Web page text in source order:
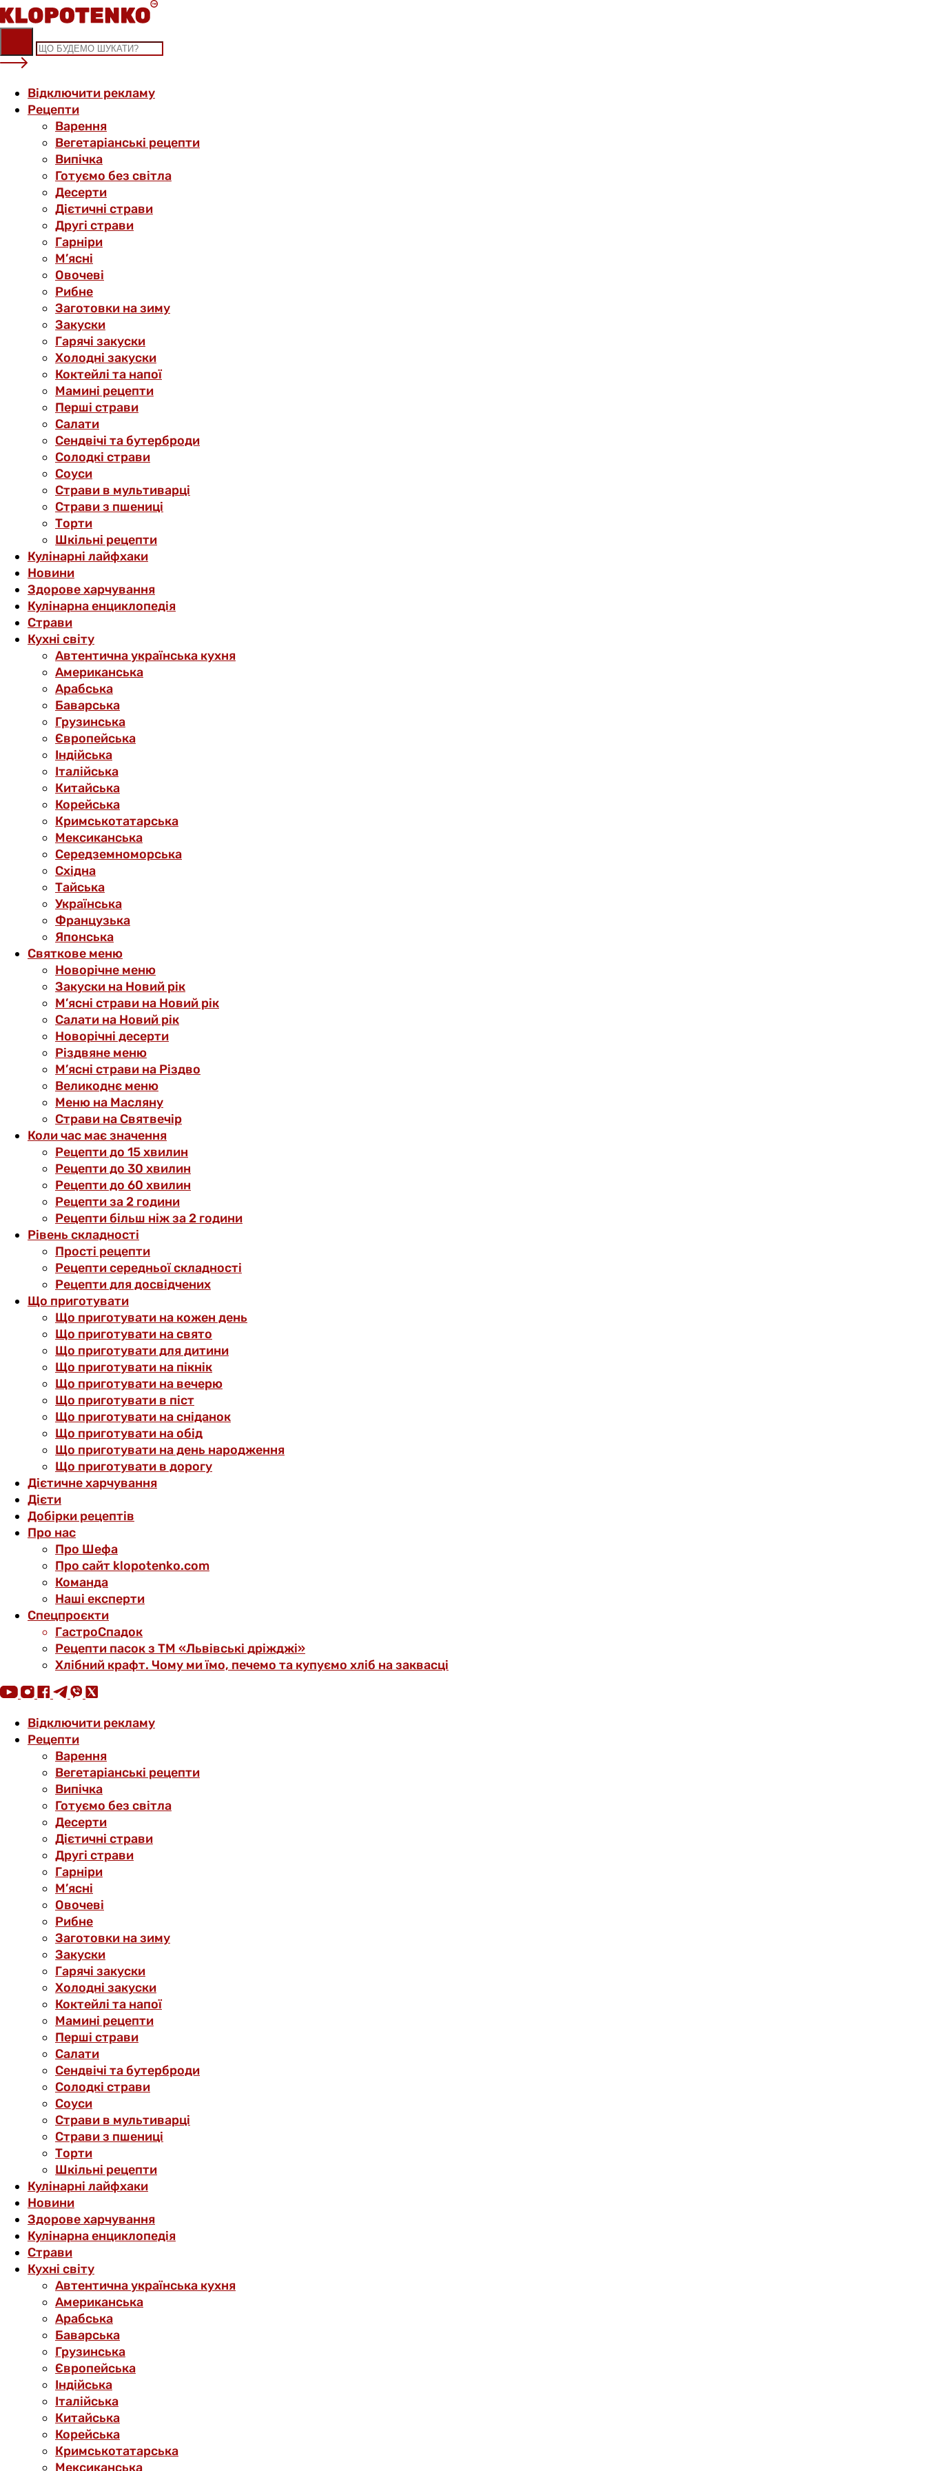
Skip
to
content
Відключити рекламу
Рецепти
Варення
Вегетаріанські рецепти
Випічка
Готуємо без світла
Десерти
Дієтичні страви
Другі страви
Гарніри
М’ясні
Овочеві
Рибне
Заготовки на зиму
Закуски
Гарячі закуски
Холодні закуски
Коктейлі та напої
Мамині рецепти
Перші страви
Салати
Сендвічі та бутерброди
Солодкі страви
Соуси
Страви в мультиварці
Страви з пшениці
Торти
Шкільні рецепти
Кулінарні лайфхаки
Новини
Здорове харчування
Кулінарна енциклопедія
Страви
Кухні світу
Автентична українська кухня
Американська
Арабська
Баварська
Грузинська
Європейська
Індійська
Італійська
Китайська
Корейська
Кримськотатарська
Мексиканська
Середземноморська
Східна
Тайська
Українська
Французька
Японська
Святкове меню
Новорічне меню
Закуски на Новий рік
М’ясні страви на Новий рік
Салати на Новий рік
Новорічні десерти
Різдвяне меню
М’ясні страви на Різдво
Великоднє меню
Меню на Масляну
Страви на Святвечір
Коли час має значення
Рецепти до 15 хвилин
Рецепти до 30 хвилин
Рецепти до 60 хвилин
Рецепти за 2 години
Рецепти більш ніж за 2 години
Рівень складності
Прості рецепти
Рецепти середньої складності
Рецепти для досвідчених
Що приготувати
Що приготувати на кожен день
Що приготувати на свято
Що приготувати для дитини
Що приготувати на пікнік
Що приготувати на вечерю
Що приготувати в піст
Що приготувати на сніданок
Що приготувати на обід
Що приготувати на день народження
Що приготувати в дорогу
Дієтичне харчування
Дієти
Добірки рецептів
Про нас
Про Шефа
Про сайт klopotenko.com
Команда
Наші експерти
Спецпроєкти
ГастроСпадок
Рецепти пасок з ТМ «Львівські дріжджі»
Хлібний крафт. Чому ми їмо, печемо та купуємо хліб на заквасці
Відключити рекламу
Рецепти
Варення
Вегетаріанські рецепти
Випічка
Готуємо без світла
Десерти
Дієтичні страви
Другі страви
Гарніри
М’ясні
Овочеві
Рибне
Заготовки на зиму
Закуски
Гарячі закуски
Холодні закуски
Коктейлі та напої
Мамині рецепти
Перші страви
Салати
Сендвічі та бутерброди
Солодкі страви
Соуси
Страви в мультиварці
Страви з пшениці
Торти
Шкільні рецепти
Кулінарні лайфхаки
Новини
Здорове харчування
Кулінарна енциклопедія
Страви
Кухні світу
Автентична українська кухня
Американська
Арабська
Баварська
Грузинська
Європейська
Індійська
Італійська
Китайська
Корейська
Кримськотатарська
Мексиканська